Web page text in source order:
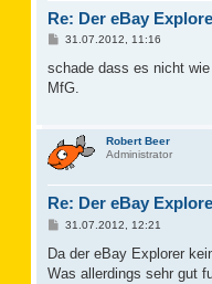
Re: Der eBay
B
i
r
31.07.2012, 11:16
schade dass es nicht
MfG.
Robert Beer
Administrator
Re: Der eBay
B
i
r
31.07.2012, 12:21
Da der eBay Explorer
Was allerdings sehr gut